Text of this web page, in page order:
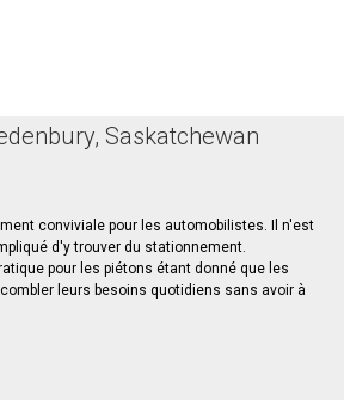
Saskatchewan
conviviale pour les automobilistes. Il n'est
d'y trouver du stationnement.
pour les piétons étant donné que les
leurs besoins quotidiens sans avoir à